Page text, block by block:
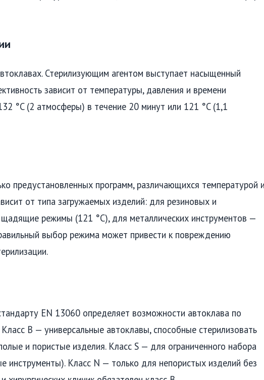
Стерилизующим агентом выступает насыщенный
зависит от температуры, давления и времени
°C (2 атмосферы) в течение 20 минут или 121 °C (1,1
предустановленных программ, различающихся температурой и
от типа загружаемых изделий: для резиновых и
режимы (121 °C), для металлических инструментов —
выбор режима может привести к повреждению
EN 13060 определяет возможности автоклава по
B — универсальные автоклавы, способные стерилизовать
и пористые изделия. Класс S — для ограниченного набора
инструменты). Класс N — только для непористых изделий без